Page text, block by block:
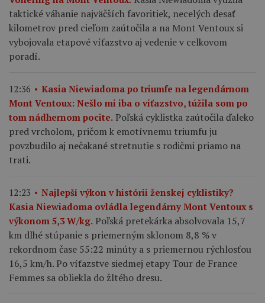
taktické váhanie najväčších favoritiek, necelých desať
kilometrov pred cieľom zaútočila a na Mont Ventoux si
vybojovala etapové víťazstvo aj vedenie v celkovom
poradí.
12:36
Kasia Niewiadoma po triumfe na legendárnom
Mont Ventoux: Nešlo mi iba o víťazstvo, túžila som po
tom nádhernom pocite. Poľská cyklistka zaútočila ďaleko
pred vrcholom, pričom k emotívnemu triumfu ju
povzbudilo aj nečakané stretnutie s rodičmi priamo na
trati.
12:23
Najlepší výkon v histórii ženskej cyklistiky?
Kasia Niewiadoma ovládla legendárny Mont Ventoux s
výkonom 5,3 W/kg. Poľská pretekárka absolvovala 15,7
km dlhé stúpanie s priemerným sklonom 8,8 % v
rekordnom čase 55:22 minúty a s priemernou rýchlosťou
16,5 km/h. Po víťazstve siedmej etapy Tour de France
Femmes sa obliekla do žltého dresu.